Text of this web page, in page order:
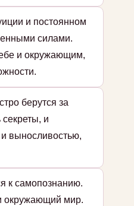
и постоянном
силами.
и окружающим,
берутся за
и
выносливостью,
к самопознанию.
окружающий мир.